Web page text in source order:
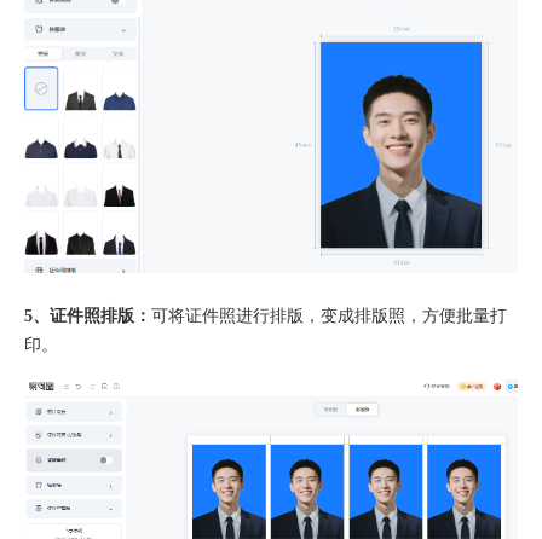
5、证件照排版： 可将证件照进行排版，变成排版照，方便批量打
印。